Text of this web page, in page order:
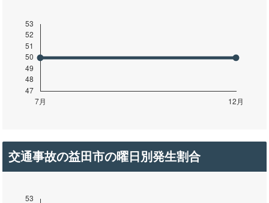
交通事故の益田市の曜日別発生割合